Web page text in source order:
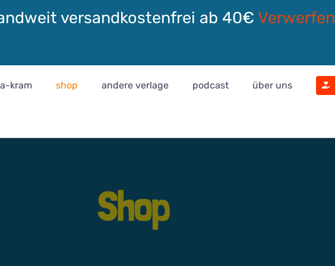
versandkostenfrei ab 40€ Verwerfen
kram shop andere verlage podcast über uns
Shop